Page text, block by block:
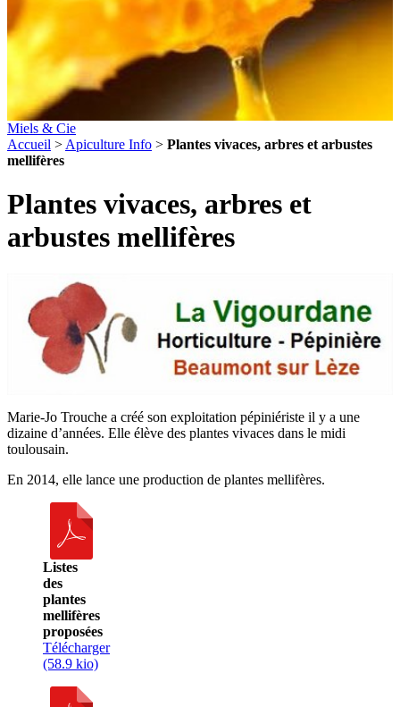
Miels & Cie
Accueil > Apiculture Info > Plantes vivaces, arbres et arbustes
mellifères
Plantes vivaces, arbres et
arbustes mellifères
Marie-Jo Trouche a créé son exploitation pépiniériste il y a une
dizaine d’années. Elle élève des plantes vivaces dans le midi
toulousain.
En 2014, elle lance une production de plantes mellifères.
Listes
des
plantes
mellifères
proposées
Télécharger
(58.9 kio)